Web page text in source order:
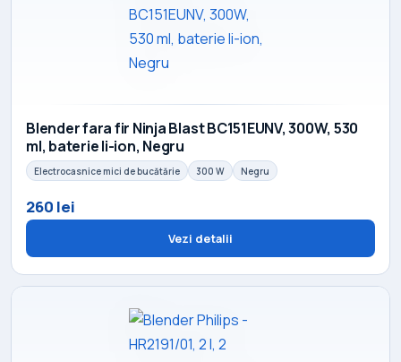
Blender fara fir Ninja Blast BC151EUNV, 300W, 530
ml, baterie li-ion, Negru
Electrocasnice mici de bucătărie 300 W Negru
260 lei
Vezi detalii